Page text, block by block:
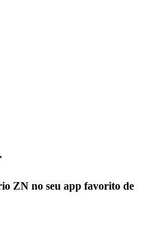
ZN no seu app favorito de